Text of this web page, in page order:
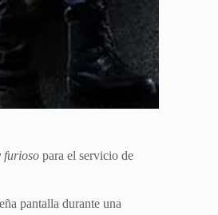
furioso para el ⁠servicio de
pantalla durante una